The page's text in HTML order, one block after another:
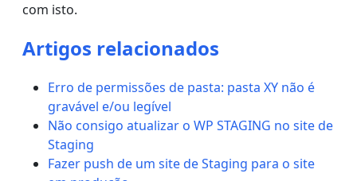
com isto.
Artigos relacionados
Erro de permissões de pasta: pasta XY não é
gravável e/ou legível
Não consigo atualizar o WP STAGING no site de
Staging
Fazer push de um site de Staging para o site